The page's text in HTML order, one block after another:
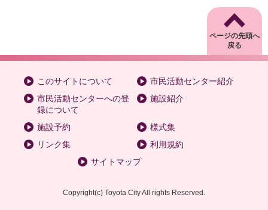
ページの先頭へ
戻る
このサイトについて
市民活動センター紹介
市民活動センターへの登
録について
施設紹介
施設予約
様式集
リンク集
利用規約
サイトマップ
Copyright(c) Toyota City All rights Reserved.